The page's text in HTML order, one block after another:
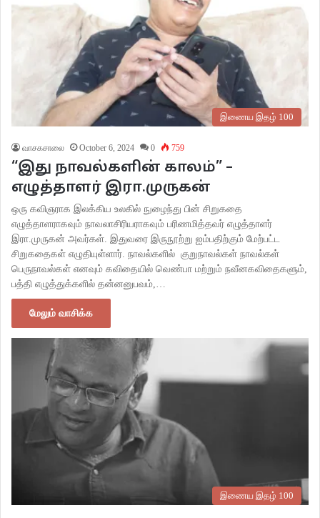
இணைய இதழ் 100
வாசகசாலை October 6, 2024 0 759
“இது நாவல்களின் காலம்” –
எழுத்தாளர் இரா.முருகன்
ஒரு கவிஞராக இலக்கிய உலகில் நுழைந்து பின் சிறுகதை
எழுத்தாளராகவும் நாவலாசிரியராகவும் பரிணமித்தவர் எழுத்தாளர்
இரா.முருகன் அவர்கள். இதுவரை இருநூற்று ஐம்பதிற்கும் மேற்பட்ட
சிறுகதைகள் எழுதியுள்ளார். நாவல்களில் குறுநாவல்கள் நாவல்கள்
பெருநாவல்கள் எனவும் கவிதையில் வெண்பா மற்றும் நவீனகவிதைகளும்,
பத்தி எழுத்துக்களில் தன்னனுபவம்,…
மேலும் வாசிக்க
இணைய இதழ் 100